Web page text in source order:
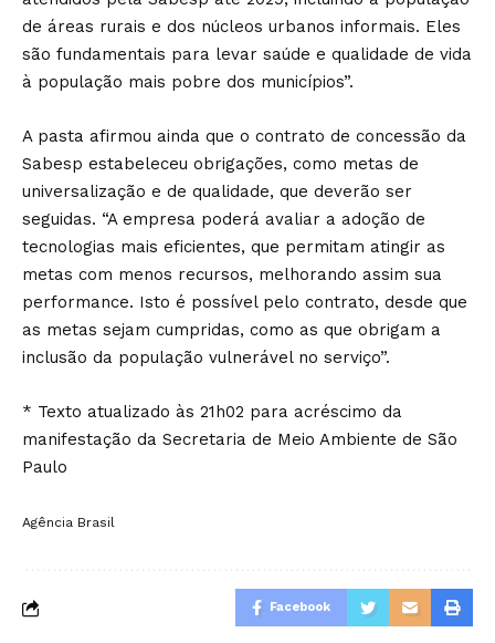
de áreas rurais e dos núcleos urbanos informais. Eles
são fundamentais para levar saúde e qualidade de vida
à população mais pobre dos municípios”.
A pasta afirmou ainda que o contrato de concessão da
Sabesp estabeleceu obrigações, como metas de
universalização e de qualidade, que deverão ser
seguidas. “A empresa poderá avaliar a adoção de
tecnologias mais eficientes, que permitam atingir as
metas com menos recursos, melhorando assim sua
performance. Isto é possível pelo contrato, desde que
as metas sejam cumpridas, como as que obrigam a
inclusão da população vulnerável no serviço”.
* Texto atualizado às 21h02 para acréscimo da
manifestação da Secretaria de Meio Ambiente de São
Paulo
Agência Brasil
Facebook